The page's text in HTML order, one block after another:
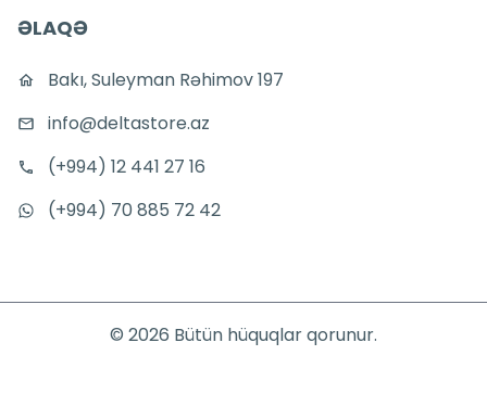
ƏLAQƏ
Bakı, Suleyman Rəhimov 197
info@deltastore.az
(+994) 12 441 27 16
(+994) 70 885 72 42
© 2026 Bütün hüquqlar qorunur.